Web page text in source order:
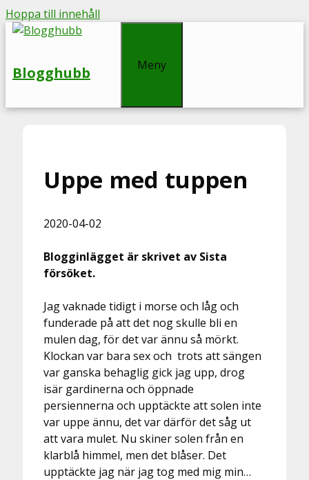
Hoppa till innehåll
Blogghubb Meny
Uppe med tuppen
2020-04-02
Blogginlägget är skrivet av Sista
försöket.
Jag vaknade tidigt i morse och låg och
funderade på att det nog skulle bli en
mulen dag, för det var ännu så mörkt.
Klockan var bara sex och trots att sängen
var ganska behaglig gick jag upp, drog
isär gardinerna och öppnade
persiennerna och upptäckte att solen inte
var uppe ännu, det var därför det såg ut
att vara mulet. Nu skiner solen från en
klarblå himmel, men det blåser. Det
upptäckte jag när jag tog med mig min…